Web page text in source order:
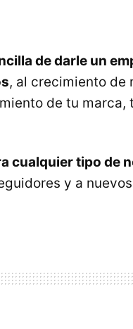
de darle un
, al crecimiento de
de tu marca,
cualquier tipo de
y a